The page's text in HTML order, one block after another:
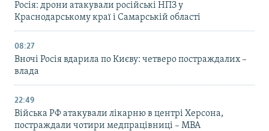
Росія: дрони атакували російські НПЗ у
Краснодарському краї і Самарській області
08:27
Вночі Росія вдарила по Києву: четверо постраждалих –
влада
22:49
Війська РФ атакували лікарню в центрі Херсона,
постраждали чотири медпрацівниці – МВА